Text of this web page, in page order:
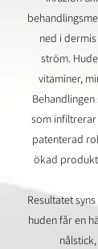
ned i
ström.
vitaminer,
som
patenterad
ökad
Resultatet
huden får en